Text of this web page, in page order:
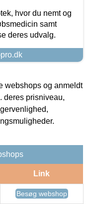
hvor du nemt og
samt
deres udvalg.
webshops og anmeldt
deres prisniveau,
Link
Besøg webshop